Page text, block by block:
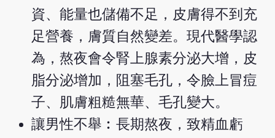
資、能量也儲備不足，皮膚得不到充
足營養，膚質自然變差。現代醫學認
為，熬夜會令腎上腺素分泌大增，皮
脂分泌增加，阻塞毛孔，令臉上冒痘
子、肌膚粗糙無華、毛孔變大。
讓男性不舉︰長期熬夜，致精血虧